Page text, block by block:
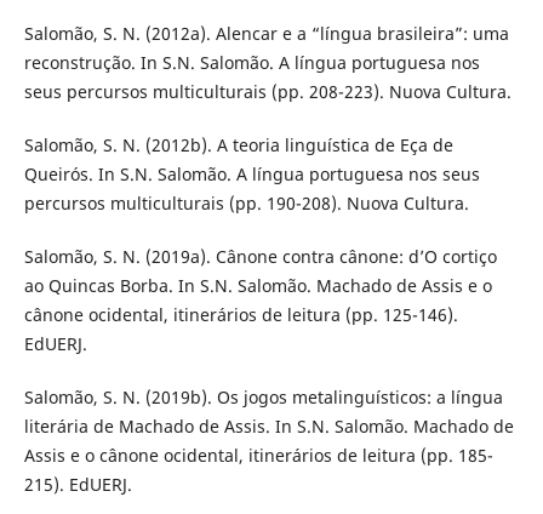
Salomão, S. N. (2012a). Alencar e a “língua brasileira”: uma
reconstrução. In S.N. Salomão. A língua portuguesa nos
seus percursos multiculturais (pp. 208-223). Nuova Cultura.
Salomão, S. N. (2012b). A teoria linguística de Eça de
Queirós. In S.N. Salomão. A língua portuguesa nos seus
percursos multiculturais (pp. 190-208). Nuova Cultura.
Salomão, S. N. (2019a). Cânone contra cânone: d’O cortiço
ao Quincas Borba. In S.N. Salomão. Machado de Assis e o
cânone ocidental, itinerários de leitura (pp. 125-146).
EdUERJ.
Salomão, S. N. (2019b). Os jogos metalinguísticos: a língua
literária de Machado de Assis. In S.N. Salomão. Machado de
Assis e o cânone ocidental, itinerários de leitura (pp. 185-
215). EdUERJ.